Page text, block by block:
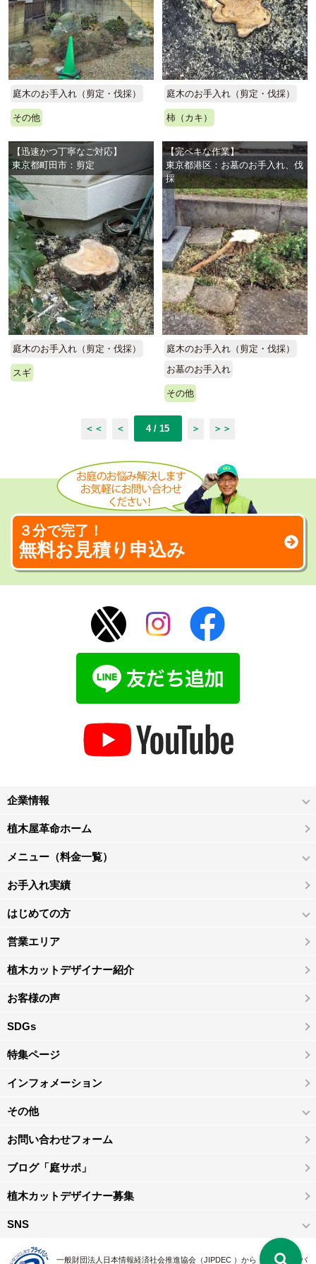
庭木のお手入れ（剪定・伐採）
その他
庭木のお手入れ（剪定・伐採）
柿（カキ）
【迅速かつ丁寧なご対応】
東京都町田市：剪定
庭木のお手入れ（剪定・伐採）
スギ
【完ペキな作業】
東京都港区：お墓のお手入れ、伐
採
庭木のお手入れ（剪定・伐採）
お墓のお手入れ
その他
＜＜ ＜ 4 / 15 ＞ ＞＞
３分で完了！
無料お見積り申込み
企業情報
植木屋革命ホーム
メニュー（料金一覧）
お手入れ実績
はじめての方
営業エリア
植木カットデザイナー紹介
お客様の声
SDGs
特集ページ
インフォメーション
その他
お問い合わせフォーム
ブログ「庭サポ」
植木カットデザイナー募集
SNS
一般財団法人日本情報経済社会推進協会（JIPDEC ）から 、「 プライバ